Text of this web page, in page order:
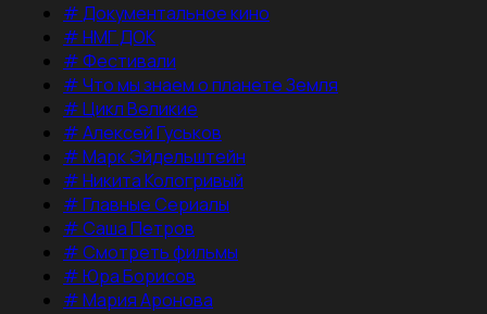
#Документальное кино
#НМГ ДОК
#Фестивали
#Что мы знаем о планете Земля
#Цикл Великие
#Алексей Гуськов
#Марк Эйдельштейн
#Никита Кологривый
#Главные Сериалы
#Саша Петров
#Смотреть фильмы
#Юра Борисов
#Мария Аронова